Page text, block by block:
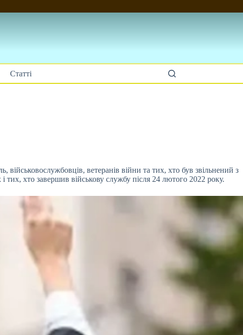
Статті
військовослужбовців, ветеранів війни та тих, хто був звільнений з
тих, хто завершив військову службу після 24 лютого 2022 року.